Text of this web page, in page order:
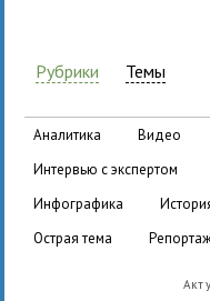
Рубрики Темы
аналитика видео
интервью с экспертом
инфографика
острая тема